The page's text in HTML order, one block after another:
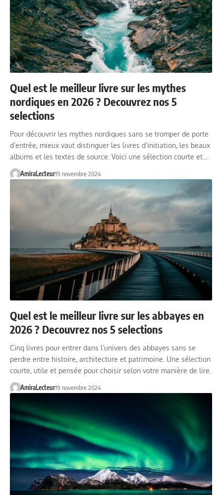
Quel est le meilleur livre sur les mythes
nordiques en 2026 ? Decouvrez nos 5
selections
Pour découvrir les mythes nordiques sans se tromper de porte
d’entrée, mieux vaut distinguer les livres d’initiation, les beaux
albums et les textes de source. Voici une sélection courte et…
AmiraLecteur19 novembre 2024
Quel est le meilleur livre sur les abbayes en
2026 ? Decouvrez nos 5 selections
Cinq livres pour entrer dans l’univers des abbayes sans se
perdre entre histoire, architecture et patrimoine. Une sélection
courte, utile et pensée pour choisir selon votre manière de lire.
AmiraLecteur19 novembre 2024